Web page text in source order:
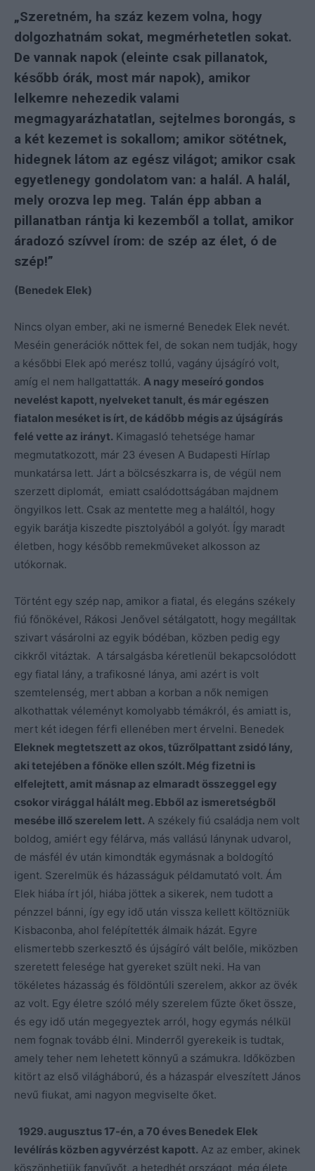
„Szeretném, ha száz kezem volna, hogy
dolgozhatnám sokat, megmérhetetlen sokat.
De vannak napok (eleinte csak pillanatok,
később órák, most már napok), amikor
lelkemre nehezedik valami
megmagyarázhatatlan, sejtelmes borongás, s
a két kezemet is sokallom; amikor sötétnek,
hidegnek látom az egész világot; amikor csak
egyetlenegy gondolatom van: a halál. A halál,
mely orozva lep meg. Talán épp abban a
pillanatban rántja ki kezemből a tollat, amikor
áradozó szívvel írom: de szép az élet, ó de
szép!”
(Benedek Elek)
Nincs olyan ember, aki ne ismerné Benedek Elek nevét.
Meséin generációk nőttek fel, de sokan nem tudják, hogy
a későbbi Elek apó merész tollú, vagány újságíró volt,
amíg el nem hallgattatták. A nagy meseíró gondos
nevelést kapott, nyelveket tanult, és már egészen
fiatalon meséket is írt, de kádőbb mégis az újságírás
felé vette az irányt. Kimagasló tehetsége hamar
megmutatkozott, már 23 évesen A Budapesti Hírlap
munkatársa lett. Járt a bölcsészkarra is, de végül nem
szerzett diplomát, emiatt csalódottságában majdnem
öngyilkos lett. Csak az mentette meg a haláltól, hogy
egyik barátja kiszedte pisztolyából a golyót. Így maradt
életben, hogy később remekműveket alkosson az
utókornak.
Történt egy szép nap, amikor a fiatal, és elegáns székely
fiú főnökével, Rákosi Jenővel sétálgatott, hogy megálltak
szivart vásárolni az egyik bódéban, közben pedig egy
cikkről vitáztak. A társalgásba kéretlenül bekapcsolódott
egy fiatal lány, a trafikosné lánya, ami azért is volt
szemtelenség, mert abban a korban a nők nemigen
alkothattak véleményt komolyabb témákról, és amiatt is,
mert két idegen férfi ellenében mert érvelni. Benedek
Eleknek megtetszett az okos, tűzrőlpattant zsidó lány,
aki tetejében a főnöke ellen szólt. Még fizetni is
elfelejtett, amit másnap az elmaradt összeggel egy
csokor virággal hálált meg. Ebből az ismeretségből
mesébe illő szerelem lett. A székely fiú családja nem volt
boldog, amiért egy félárva, más vallású lánynak udvarol,
de másfél év után kimondták egymásnak a boldogító
igent. Szerelmük és házasságuk példamutató volt. Ám
Elek hiába írt jól, hiába jöttek a sikerek, nem tudott a
pénzzel bánni, így egy idő után vissza kellett költözniük
Kisbaconba, ahol felépítették álmaik házát. Egyre
elismertebb szerkesztő és újságíró vált belőle, miközben
szeretett felesége hat gyereket szült neki. Ha van
tökéletes házasság és földöntúli szerelem, akkor az övék
az volt. Egy életre szóló mély szerelem fűzte őket össze,
és egy idő után megegyeztek arról, hogy egymás nélkül
nem fognak tovább élni. Minderről gyerekeik is tudtak,
amely teher nem lehetett könnyű a számukra. Időközben
kitört az első világháború, és a házaspár elveszített János
nevű fiukat, ami nagyon megviselte őket.
1929. augusztus 17-én, a 70 éves Benedek Elek
levélírás közben agyvérzést kapott. Az az ember, akinek
köszönhetjük fanyűvőt, a hetedhét országot, még élete